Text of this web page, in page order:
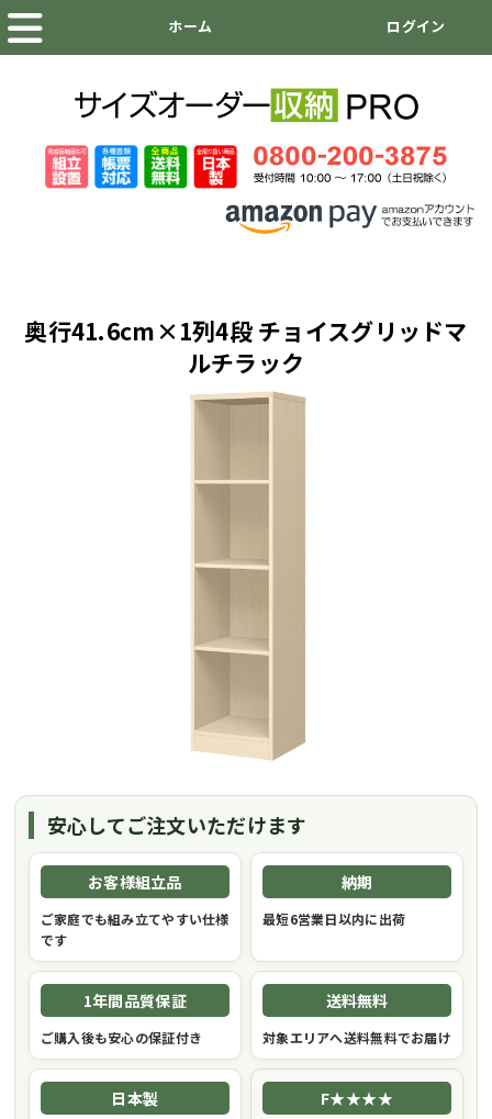
奥行41.6cm×1列4段 チョイスグリッドマ
ルチラック
安心してご注文いただけます
お客様組立品
ご家庭でも組み立てやすい仕様
です
納期
最短6営業日以内に出荷
1年間品質保証
ご購入後も安心の保証付き
送料無料
対象エリアへ送料無料でお届け
日本製 F★★★★